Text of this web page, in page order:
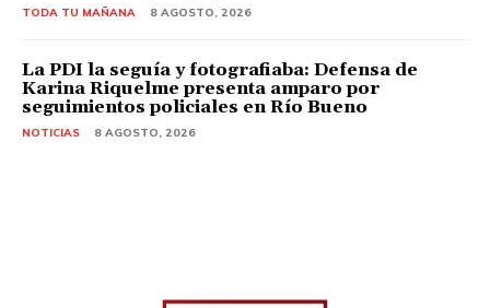
TODA TU MAÑANA 8 AGOSTO, 2026
La PDI la seguía y fotografiaba: Defensa de
Karina Riquelme presenta amparo por
seguimientos policiales en Río Bueno
NOTICIAS 8 AGOSTO, 2026